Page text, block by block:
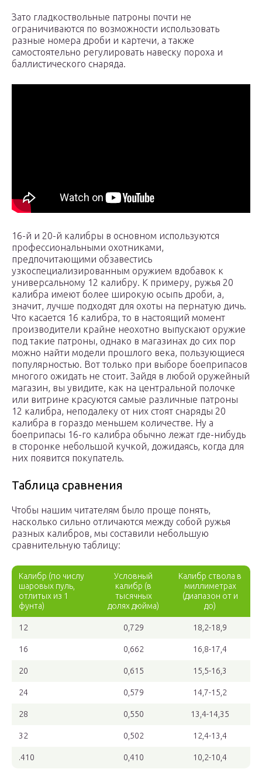
Зато гладкоствольные патроны почти не
ограничиваются по возможности использовать
разные номера дроби и картечи, а также
самостоятельно регулировать навеску пороха и
баллистического снаряда.
16-й и 20-й калибры в основном используются
профессиональными охотниками,
предпочитающими обзавестись
узкоспециализированным оружием вдобавок к
универсальному 12 калибру. К примеру, ружья 20
калибра имеют более широкую осыпь дроби, а,
значит, лучше подходят для охоты на пернатую дичь.
Что касается 16 калибра, то в настоящий момент
производители крайне неохотно выпускают оружие
под такие патроны, однако в магазинах до сих пор
можно найти модели прошлого века, пользующиеся
популярностью. Вот только при выборе боеприпасов
многого ожидать не стоит. Зайдя в любой оружейный
магазин, вы увидите, как на центральной полочке
или витрине красуются самые различные патроны
12 калибра, неподалеку от них стоят снаряды 20
калибра в гораздо меньшем количестве. Ну а
боеприпасы 16-го калибра обычно лежат где-нибудь
в сторонке небольшой кучкой, дожидаясь, когда для
них появится покупатель.
Таблица сравнения
Чтобы нашим читателям было проще понять,
насколько сильно отличаются между собой ружья
разных калибров, мы составили небольшую
сравнительную таблицу:
Калибр (по числу
шаровых пуль,
отлитых из 1
фунта)
Условный
калибр (в
тысячных
долях дюйма)
Калибр ствола в
миллиметрах
(диапазон от и
до)
12 0,729 18,2-18,9
16 0,662 16,8-17,4
20 0,615 15,5-16,3
24 0,579 14,7-15,2
28 0,550 13,4-14,35
32 0,502 12,4-13,4
.410 0,410 10,2-10,4